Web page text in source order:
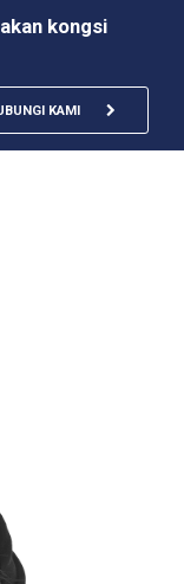
kongsi
KAMI